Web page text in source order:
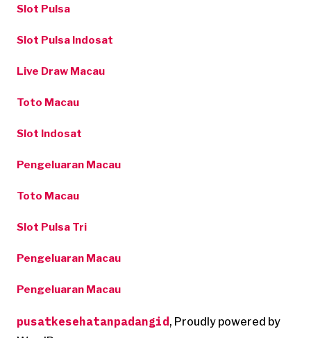
Slot Pulsa
Slot Pulsa Indosat
Live Draw Macau
Toto Macau
Slot Indosat
Pengeluaran Macau
Toto Macau
Slot Pulsa Tri
Pengeluaran Macau
Pengeluaran Macau
pusatkesehatanpadangid, Proudly powered by